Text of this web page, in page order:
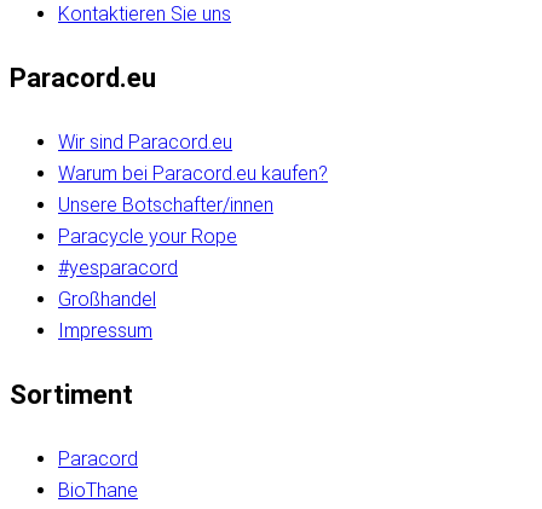
Kontaktieren Sie uns
Paracord.eu
Wir sind Paracord.eu
Warum bei Paracord.eu kaufen?
Unsere Botschafter/innen
Paracycle your Rope
#yesparacord
Großhandel
Impressum
Sortiment
Paracord
BioThane